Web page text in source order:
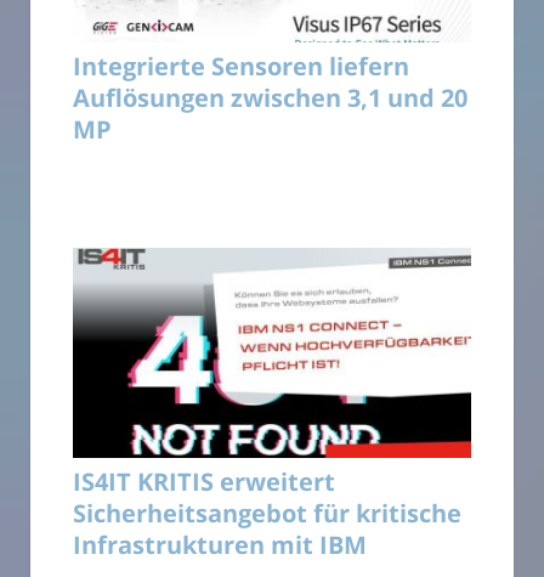
Integrierte Sensoren liefern
Auflösungen zwischen 3,1 und 20
MP
IS4IT KRITIS erweitert
Sicherheitsangebot für kritische
Infrastrukturen mit IBM